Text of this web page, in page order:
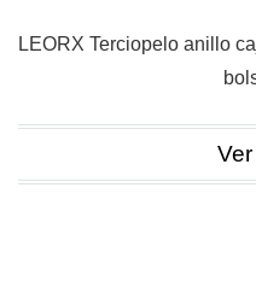
LEORX Terciopelo anillo